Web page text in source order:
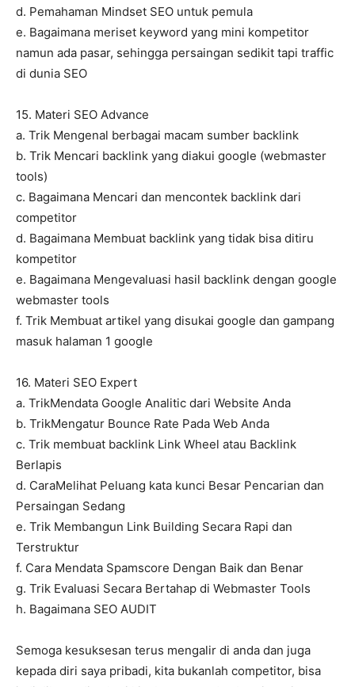
d. Pemahaman Mindset SEO untuk pemula
e. Bagaimana meriset keyword yang mini kompetitor
namun ada pasar, sehingga persaingan sedikit tapi traffic
di dunia SEO
15. Materi SEO Advance
a. Trik Mengenal berbagai macam sumber backlink
b. Trik Mencari backlink yang diakui google (webmaster
tools)
c. Bagaimana Mencari dan mencontek backlink dari
competitor
d. Bagaimana Membuat backlink yang tidak bisa ditiru
kompetitor
e. Bagaimana Mengevaluasi hasil backlink dengan google
webmaster tools
f. Trik Membuat artikel yang disukai google dan gampang
masuk halaman 1 google
16. Materi SEO Expert
a. TrikMendata Google Analitic dari Website Anda
b. TrikMengatur Bounce Rate Pada Web Anda
c. Trik membuat backlink Link Wheel atau Backlink
Berlapis
d. CaraMelihat Peluang kata kunci Besar Pencarian dan
Persaingan Sedang
e. Trik Membangun Link Building Secara Rapi dan
Terstruktur
f. Cara Mendata Spamscore Dengan Baik dan Benar
g. Trik Evaluasi Secara Bertahap di Webmaster Tools
h. Bagaimana SEO AUDIT
Semoga kesuksesan terus mengalir di anda dan juga
kepada diri saya pribadi, kita bukanlah competitor, bisa